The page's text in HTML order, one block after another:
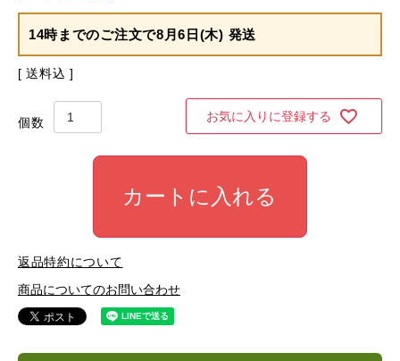
14時までのご注文で8月6日(木) 発送
送料込
お気に入りに登録する
カートに入れる
返品特約について
商品についてのお問い合わせ